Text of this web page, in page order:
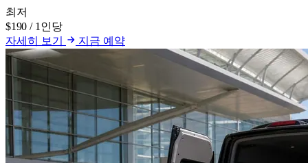
최저
$190 / 1인당
자세히 보기
지금 예약